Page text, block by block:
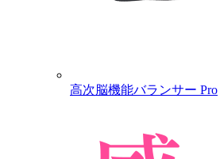
高次脳機能バランサー Pro